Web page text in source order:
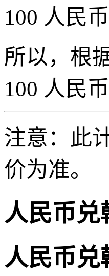
100 人民
所以，根
100 人民
注意：此
价为准。
人民币兑
人民币兑